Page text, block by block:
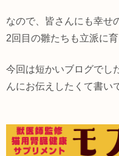
なので、皆さんにも幸せ
2回目の雛たちも立派に
今回は短かいブログでし
んにお伝えしたくて書い